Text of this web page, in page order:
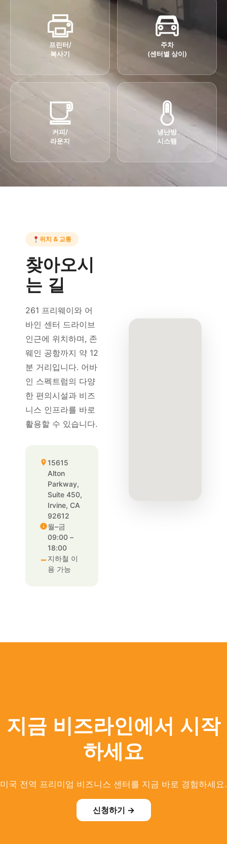
프린터/
복사기
주차
(센터별 상이)
커피/
라운지
냉난방
시스템
위치 & 교통
찾아오시
는 길
261 프리웨이와 어
바인 센터 드라이브
인근에 위치하며, 존
웨인 공항까지 약 12
분 거리입니다. 어바
인 스펙트럼의 다양
한 편의시설과 비즈
니스 인프라를 바로
활용할 수 있습니다.
15615
Alton
Parkway,
Suite 450,
Irvine, CA
92612
월–금
09:00 –
18:00
지하철 이
용 가능
지금 비즈라인에서 시작
하세요
미국 전역 프리미엄 비즈니스 센터를 지금 바로 경험하세요.
신청하기 →